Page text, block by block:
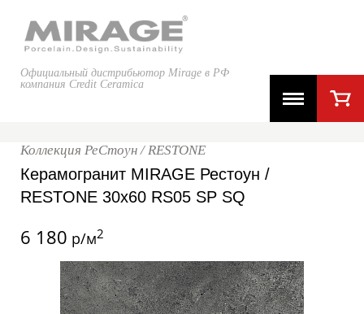
Официальный дистрибьютор Mirage в РФ
компания Credit Ceramica
Коллекция РеСтоун / RESTONE
Керамогранит MIRAGE Рестоун /
RESTONE 30x60 RS05 SP SQ
6 180 р/м2